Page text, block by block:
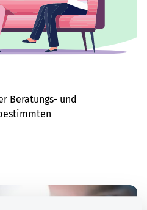
Beratungs- und